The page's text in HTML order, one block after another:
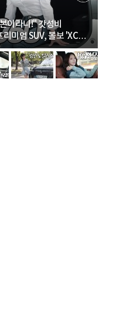
이라니!" 갓성비
미엄 SUV, 볼보 'XC60